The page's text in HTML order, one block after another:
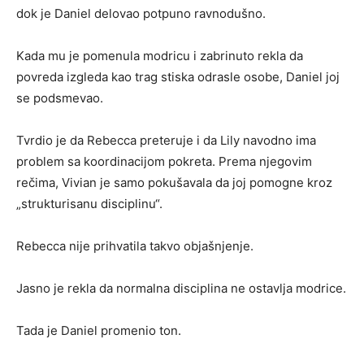
dok je Daniel delovao potpuno ravnodušno.
Kada mu je pomenula modricu i zabrinuto rekla da
povreda izgleda kao trag stiska odrasle osobe, Daniel joj
se podsmevao.
Tvrdio je da Rebecca preteruje i da Lily navodno ima
problem sa koordinacijom pokreta. Prema njegovim
rečima, Vivian je samo pokušavala da joj pomogne kroz
„strukturisanu disciplinu“.
Rebecca nije prihvatila takvo objašnjenje.
Jasno je rekla da normalna disciplina ne ostavlja modrice.
Tada je Daniel promenio ton.